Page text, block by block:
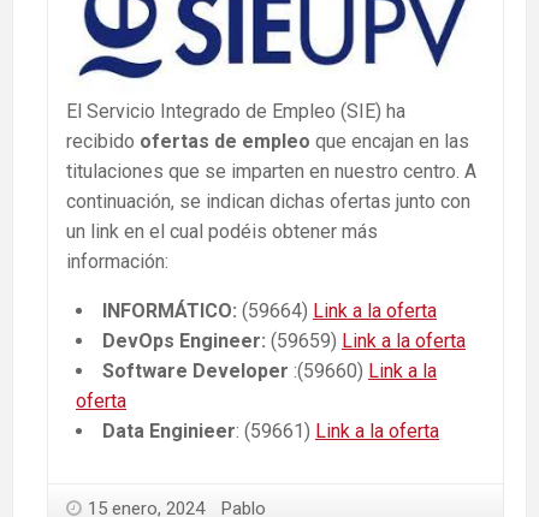
El Servicio Integrado de Empleo (SIE) ha
recibido ofertas de empleo que encajan en las
titulaciones que se imparten en nuestro centro. A
continuación, se indican dichas ofertas junto con
un link en el cual podéis obtener más
información:
INFORMÁTICO: (59664) Link a la oferta
DevOps Engineer: (59659) Link a la oferta
Software Developer :(59660) Link a la
oferta
Data Enginieer: (59661) Link a la oferta
15 enero, 2024 Pablo